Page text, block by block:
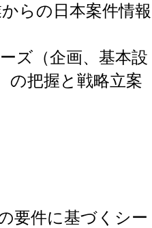
らの日本案件情報
ズ（企画、基本設
の把握と戦略立案
要件に基づくシー